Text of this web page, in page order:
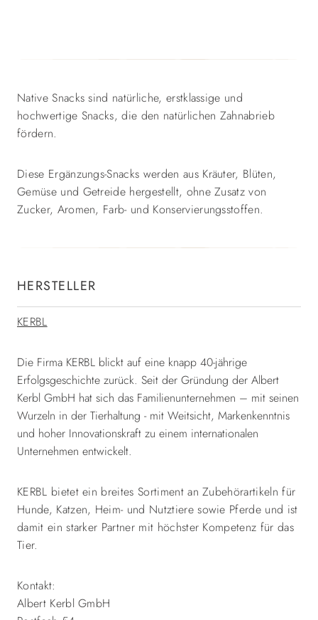
Native Snacks sind natürliche, erstklassige und
hochwertige Snacks, die den natürlichen Zahnabrieb
fördern.
Diese Ergänzungs-Snacks werden aus Kräuter, Blüten,
Gemüse und Getreide hergestellt, ohne Zusatz von
Zucker, Aromen, Farb- und Konservierungsstoffen.
HERSTELLER
KERBL
Die Firma KERBL blickt auf eine knapp 40-jährige
Erfolgsgeschichte zurück. Seit der Gründung der Albert
Kerbl GmbH hat sich das Familienunternehmen – mit seinen
Wurzeln in der Tierhaltung - mit Weitsicht, Markenkenntnis
und hoher Innovationskraft zu einem internationalen
Unternehmen entwickelt.
KERBL bietet ein breites Sortiment an Zubehörartikeln für
Hunde, Katzen, Heim- und Nutztiere sowie Pferde und ist
damit ein starker Partner mit höchster Kompetenz für das
Tier.
Kontakt:
Albert Kerbl GmbH